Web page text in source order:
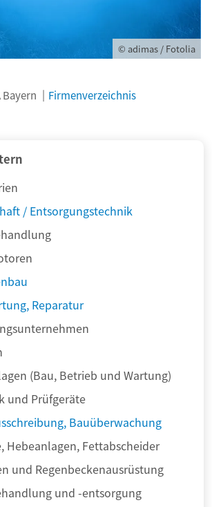
© adimas / Fotolia
Bayern Firmenverzeichnis
/ Entsorgungstechnik
Reparatur
(Bau, Betrieb und Wartung)
und Prüfgeräte
Bauüberwachung
Hebeanlagen, Fettabscheider
und Regenbeckenausrüstung
und -entsorgung